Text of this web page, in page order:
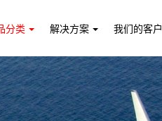
分类 解决方案 我们的客户